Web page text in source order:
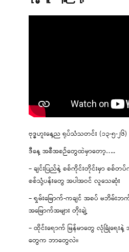
ဗုဒ္ဓဟူးနေ့ည ရုပ်သံသတင်း (၁၃-၅-၂၆)
ဒီနေ့ အစီအစဉ်တွေထဲမှာတော့…..
– ချင်းပြည်နဲ့ စစ်ကိုင်းတိုင်းမှာ စစ်
စစ်သုံ့ပန်းတွေ အပါအဝင် လူသေဆုံး
– ရှမ်းမြောက်-ကချင် အစပ် မဘိမ်း
အမြောက်အများ တိုးချဲ့
– ထိုင်းရောက် မြန်မာတွေ လုံခြုံရ
တွေက ဘာတွေလဲ။